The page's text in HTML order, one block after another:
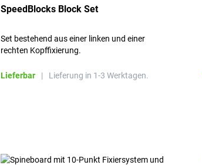
SpeedBlocks Block Set
Set bestehend aus einer linken und einer
rechten Kopffixierung.
Lieferbar | Lieferung in 1-3 Werktagen.